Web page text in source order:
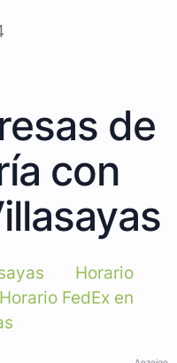
de
con
Horario
Horario FedEx en